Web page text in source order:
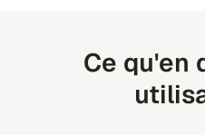
Ce qu'en